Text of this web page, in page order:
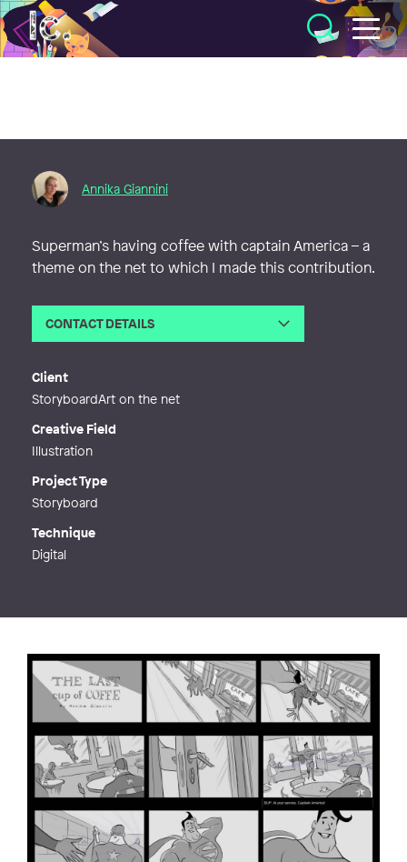
Illustratörcentrum
Annika Giannini
Superman’s having coffee with captain America – a
theme on the net to which I made this contribution.
CONTACT DETAILS
Client
StoryboardArt on the net
Creative Field
Illustration
Project Type
Storyboard
Technique
Digital